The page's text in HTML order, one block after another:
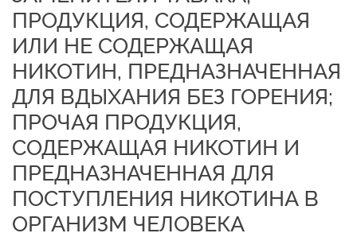
ПРОДУКЦИЯ, СОДЕРЖАЩАЯ
ИЛИ НЕ СОДЕРЖАЩАЯ
НИКОТИН, ПРЕДНАЗНАЧЕННАЯ
ДЛЯ ВДЫХАНИЯ БЕЗ ГОРЕНИЯ;
ПРОЧАЯ ПРОДУКЦИЯ,
СОДЕРЖАЩАЯ НИКОТИН И
ПРЕДНАЗНАЧЕННАЯ ДЛЯ
ПОСТУПЛЕНИЯ НИКОТИНА В
ОРГАНИЗМ ЧЕЛОВЕКА